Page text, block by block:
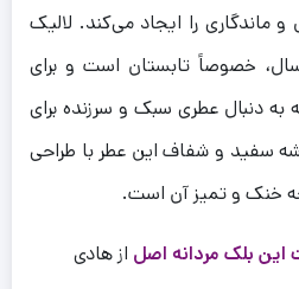
را ایجاد می‌کند. لالیک
خصوصاً تابستان است و برای
دنبال عطری سبک و سرزنده برای
سفید و شفاف این عطر با طراحی
خنک و تمیز آن است.
این بلک مردانه اصل از هادی